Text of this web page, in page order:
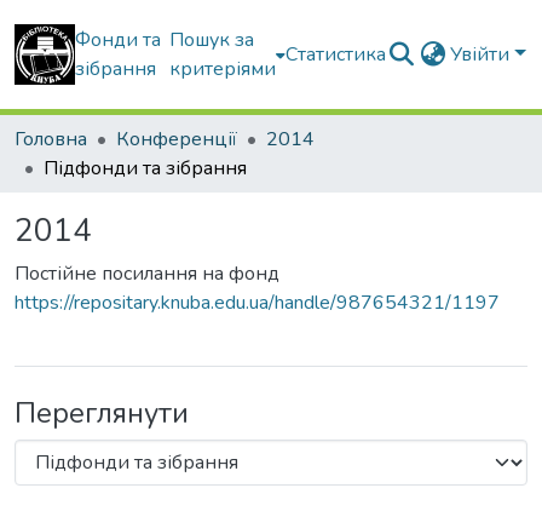
Фонди та
зібрання
Пошук за
критеріями
Статистика Увійти
Головна Конференції
2014
Підфонди та зібрання
2014
Постійне посилання на фонд
https://repositary.knuba.edu.ua/handle/987654321/1197
Переглянути